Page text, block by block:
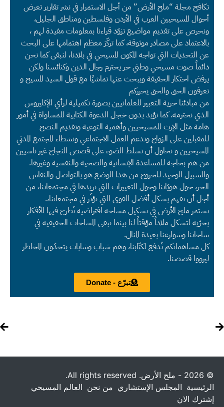
تكافح مجلة “ملح الأرض” من أجل الاستمرار في نشر تقارير تعرض
أحوال المسيحيين العرب في الأردن وفلسطين ومناطق الجليل،
ونحرص على تقديم مواضيع تزوّد قراءنا بمعلومات مفيدة لهم ،
بالاعتماد على مصادر موثوقة، كما تركّز معظم اهتمامها على البحث
عن التحديات التي تواجه المكون المسيحي في بلادنا، لنبقى كما نحن
دائماً صوت مسيحي وطني حر يحترم رجال الدين وكنائسنا ولكن
يرفض احتكار الحقيقة ويبحث عنها تماشيًا مع قول السيد المسيح و
تعرفون الحق والحق يحرركم
من مبادئنا حرية التعبير للعلمانيين بصورة تكميلية لرأي الإكليروس
الذي نحترمه. كما نؤيد بدون خجل الدعوة الكتابية للمساواة في أمور
هامة مثل الإرث للمسيحيين وأهمية التوعية وتقديم النصح
للمقبلين على الزواج وندعم العمل الاجتماعي ونشطاء المجتمع المدني
المسيحيين و نحاول أن نسلط الضوء على قصص النجاح غير ناسيين
من هم بحاجة للمساعدة الإنسانية والصحية والنفسية وغيرها.
والسبيل الوحيد للخروج من هذا الوضع هو بالتواصل والنقاش
الحر، حول هويّاتنا وحول التغييرات التي نريدها في مجتمعاتنا، من
أجل أن نفهم بشكل أفضل القوى التي تؤثّر في مجتمعاتنا،.
تستمر ملح الأرض في تشكيل مساحة افتراضية تُطرح فيها الأفكار
بحرّية لتشكل ملاذاً مؤقتاً لنا بينما تبقى المساحات الحقيقية في
ساحاتنا وشوارعنا بعيدة المنال.
كل مساهماتكم تُدفع لكتّابنا، وهم شباب وشابات يتحدّون المخاطر
ليرووا قصصنا.
تبرّع - Donate
© 2026 - ملح الأرض. All rights reserved.
الرئيسية المجلس الإستشاري من نحن العالم المسيحي
إشترك الان